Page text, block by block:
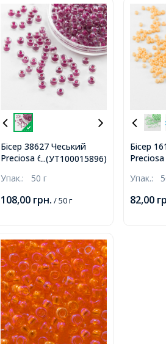
...(УТ100015896)
Бісер 38627 Чеський
Preciosa 6/0, Прозорий
CTC, Бузковий, Круглий,
Упак.: 50 г
108,00 грн. / 50 г
Бісер
Жовтий,
Упак.:
82,00